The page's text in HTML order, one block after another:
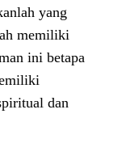
yang
memiliki
ini betapa
dan